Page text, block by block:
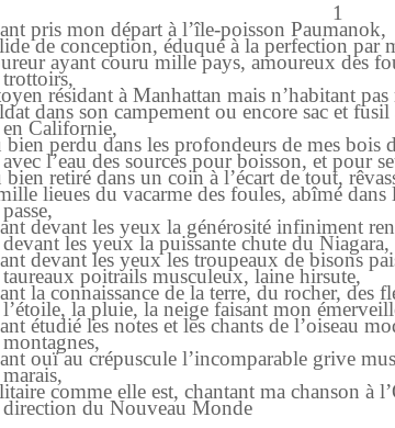
1
pris mon départ à l’île-poisson Paumanok,
de conception, éduqué à la perfection par
ayant couru mille pays, amoureux des
résidant à Manhattan mais n’habitant
dans son campement ou encore sac et
Californie,
bien perdu dans les profondeurs de mes bois
l’eau des sources pour boisson, et pour
bien retiré dans un coin à l’écart de tout,
lieues du vacarme des foules, abîmé
devant les yeux la générosité infiniment
les yeux la puissante chute du Niagara,
devant les yeux les troupeaux de bisons
poitrails musculeux, laine hirsute,
la connaissance de la terre, du rocher, des
la pluie, la neige faisant mon
étudié les notes et les chants de l’oiseau
ouï au crépuscule l’incomparable grive
comme elle est, chantant ma chanson à
du Nouveau Monde